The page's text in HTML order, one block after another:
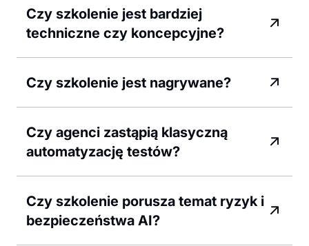
Czy szkolenie jest bardziej
techniczne czy koncepcyjne?
Czy szkolenie jest nagrywane?
Czy agenci zastąpią klasyczną
automatyzację testów?
Czy szkolenie porusza temat ryzyk i
bezpieczeństwa AI?